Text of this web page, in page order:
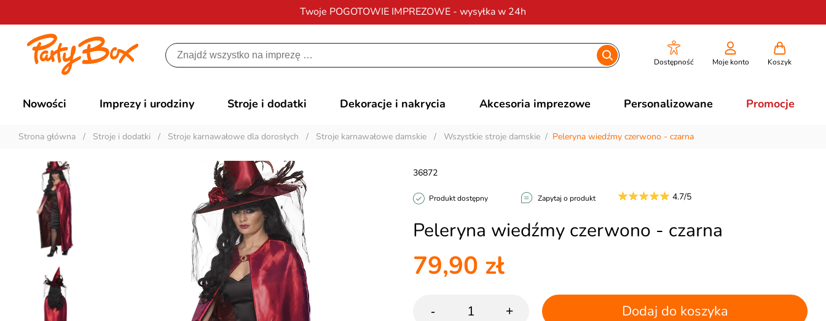
Twoje POGOTOWIE IMPREZOWE - wysyłka w 24h
Darmowa dostawana zamówienia od 200 zł
Dostępność Moje konto Koszyk
Nowości Imprezy i urodziny Stroje i dodatki Dekoracje i nakrycia Akcesoria imprezowe Personalizowane Promocje
Strona główna / Stroje i dodatki / Stroje karnawałowe dla dorosłych / Stroje karnawałowe damskie / Wszystkie stroje damskie / Peleryna wiedźmy czerwono - czarna
Peleryna wiedźmy czerwono - czarna
36872
Produkt dostępny Zapytaj o produkt 4.7/5
79,90 zł
- + Dodaj do koszyka